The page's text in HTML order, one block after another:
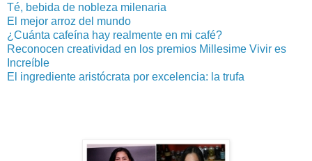
Té, bebida de nobleza milenaria
El mejor arroz del mundo
¿Cuánta cafeína hay realmente en mi café?
Reconocen creatividad en los premios Millesime Vivir es
Increíble
El ingrediente aristócrata por excelencia: la trufa